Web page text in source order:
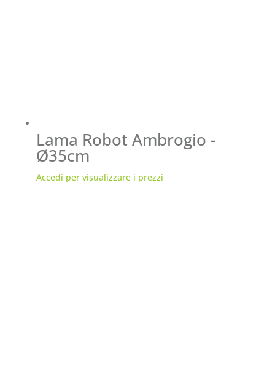
Lama Robot Ambrogio -
Ø35cm
Accedi per visualizzare i prezzi